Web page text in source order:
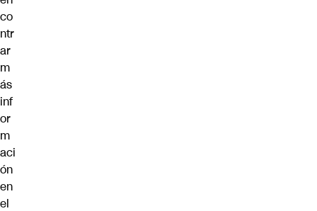
co
ntr
ar
m
ás
inf
or
m
aci
ón
en
el